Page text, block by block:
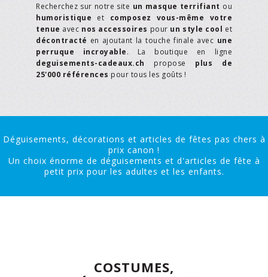
Recherchez sur notre site un masque terrifiant ou
humoristique et composez vous-même votre
tenue avec nos accessoires pour un style cool et
décontracté en ajoutant la touche finale avec une
perruque incroyable. La boutique en ligne
deguisements-cadeaux.ch propose plus de
25'000 références pour tous les goûts !
Déguisements, décorations et articles de fêtes pas chers à
prix canon !
Un choix énorme de déguisements et d'articles de fête à
petit prix pour les adultes et les enfants.
COSTUMES,